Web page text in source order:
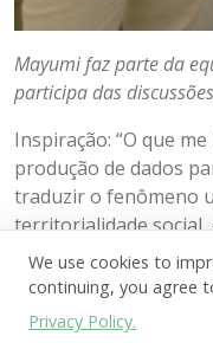
Mayumi faz parte da
participa das
Inspiração: “O que
produção de dados
traduzir o fenômeno
territorialidade social,
no qual os dados são
Desafios das
que seres humanos
We use cookies to
continuing, you agree
Privacy Policy.